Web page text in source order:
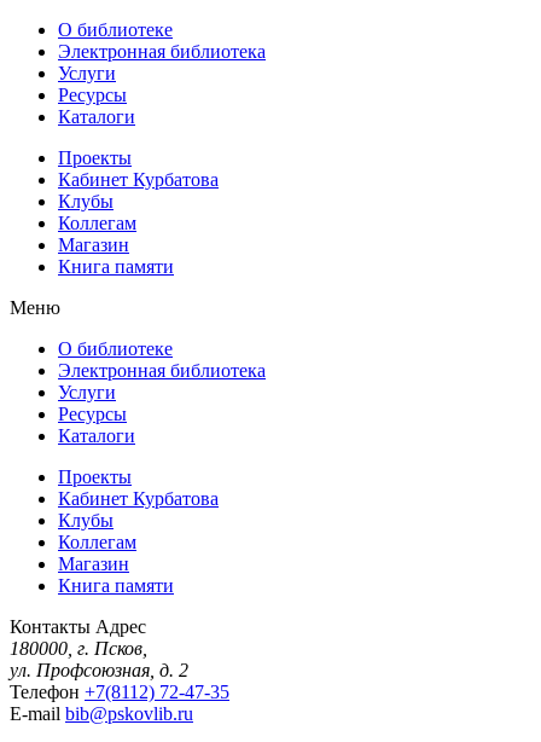
О библиотеке
Электронная библиотека
Услуги
Ресурсы
Каталоги
Проекты
Кабинет Курбатова
Клубы
Коллегам
Магазин
Книга памяти
Меню
О библиотеке
Электронная библиотека
Услуги
Ресурсы
Каталоги
Проекты
Кабинет Курбатова
Клубы
Коллегам
Магазин
Книга памяти
Контакты Адрес
180000, г. Псков,
ул. Профсоюзная, д. 2
Телефон +7(8112) 72-47-35
E-mail bib@pskovlib.ru